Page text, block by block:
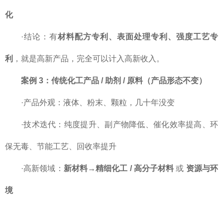
化
·结论：有材料配方专利、表面处理专利、强度工艺专
利 ，就是高新产品，完全可以计入高新收入。
案例 3：传统化工产品 / 助剂 / 原料（产品形态不变）
·产品外观：液体、粉末、颗粒，几十年没变
·技术迭代：纯度提升、副产物降低、催化效率提高、环
保无毒、节能工艺、回收率提升
·高新领域： 新材料→精细化工 / 高分子材料 或 资源与环
境